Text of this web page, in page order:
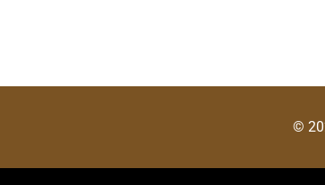
©